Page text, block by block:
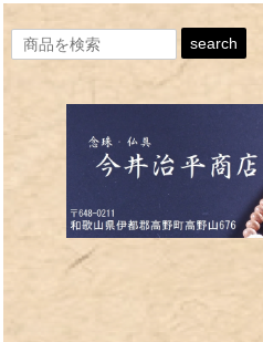
search